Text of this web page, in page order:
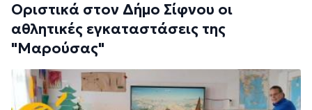
Οριστικά στον Δήμο Σίφνου οι
αθλητικές εγκαταστάσεις της
"Μαρούσας"